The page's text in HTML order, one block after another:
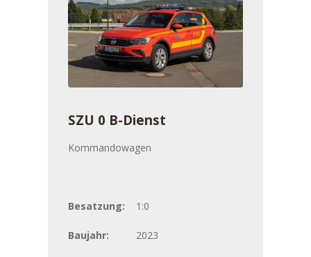
SZU 0 B-Dienst
Kommandowagen
Besatzung: 1:0
Baujahr: 2023